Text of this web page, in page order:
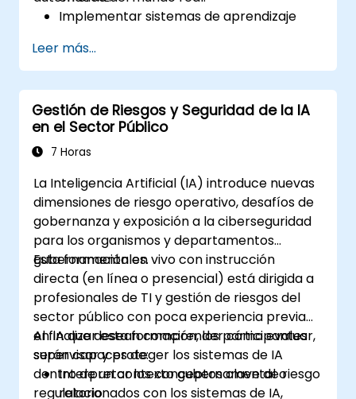
Implementar sistemas de aprendizaje
abierto.
Aplicar la privacidad diferencial para
compartir datos y entrenar modelos de
forma segura.
Utilizar técnicas de cifrado y
computación segura para proteger las
Leer más...
Gestión de Riesgos y Seguridad de la IA
en el Sector Público
7 Horas
La Inteligencia Artificial (IA) introduce nuevas
dimensiones de riesgo operativo, desafíos de
gobernanza y exposición a la ciberseguridad
para los organismos y departamentos
gubernamentales.
Esta formación en vivo con instrucción
directa (en línea o presencial) está dirigida a
profesionales de TI y gestión de riesgos del
sector público con poca experiencia previa
en IA que desean comprender cómo evaluar,
supervisar y proteger los sistemas de IA
dentro de un contexto gubernamental o
regulatorio.
Al finalizar esta formación, los participantes
serán capaces de:
Interpretar los conceptos clave de riesgo
relacionados con los sistemas de IA,